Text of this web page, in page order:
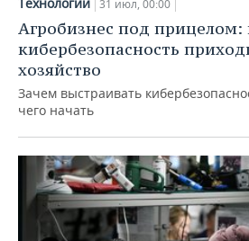
31 июл, 00:00
Агробизнес под прицелом:
кибербезопасность
хозяйство
Зачем выстраивать
чего начать